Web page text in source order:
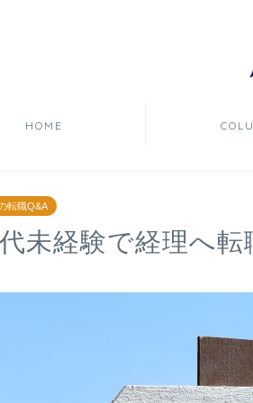
HOME
転職Q&A
未経験で経理へ